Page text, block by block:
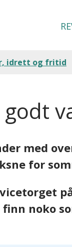
idrett og fritid
med
for
noko